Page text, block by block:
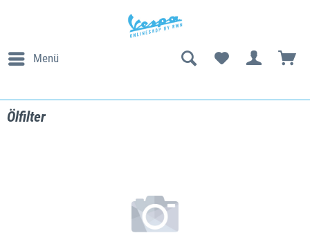
Menü
Ölfilter